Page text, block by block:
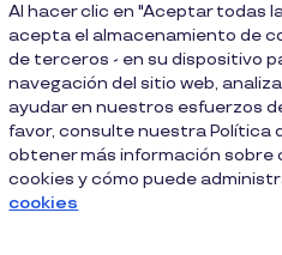
Guía completa de la Ley Karin
denunciar y principales
Guía
Karin Chile:
Al hacer clic en "Aceptar todas
acepta el almacenamiento de
de terceros - en su dispositivo
navegación del sitio web,
ayudar en nuestros esfuerzos
favor, consulte nuestra Política
obtener más información sobre
cookies y cómo puede
cookies